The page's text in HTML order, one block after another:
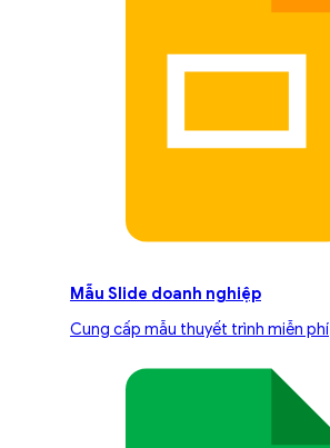
Mẫu Slide doanh nghiệp
Cung cấp mẫu thuyết trình miễn phí